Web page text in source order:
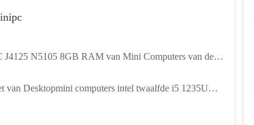
J4125 N5105 8GB RAM van Mini Computers van de
van Desktopmini computers intel twaalfde i5 1235U